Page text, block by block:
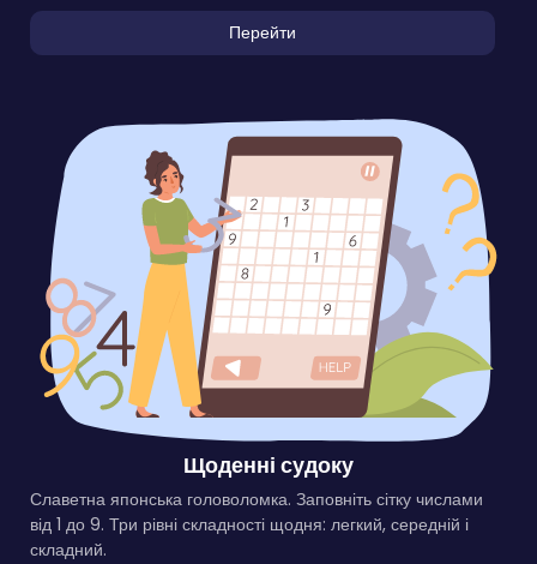
Перейти
Щоденні судоку
Славетна японська головоломка. Заповніть сітку числами
від 1 до 9. Три рівні складності щодня: легкий, середній і
складний.